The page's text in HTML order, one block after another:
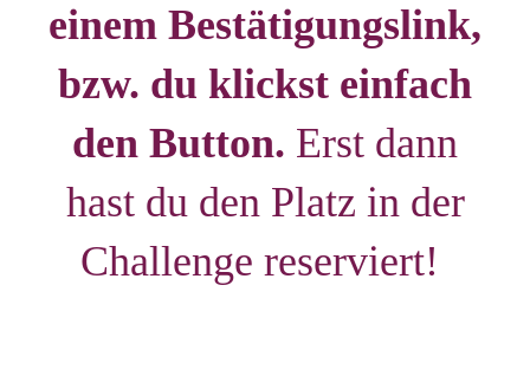
einem Bestätigungslink,
bzw. du klickst einfach
den Button. Erst dann
hast du den Platz in der
Challenge reserviert!